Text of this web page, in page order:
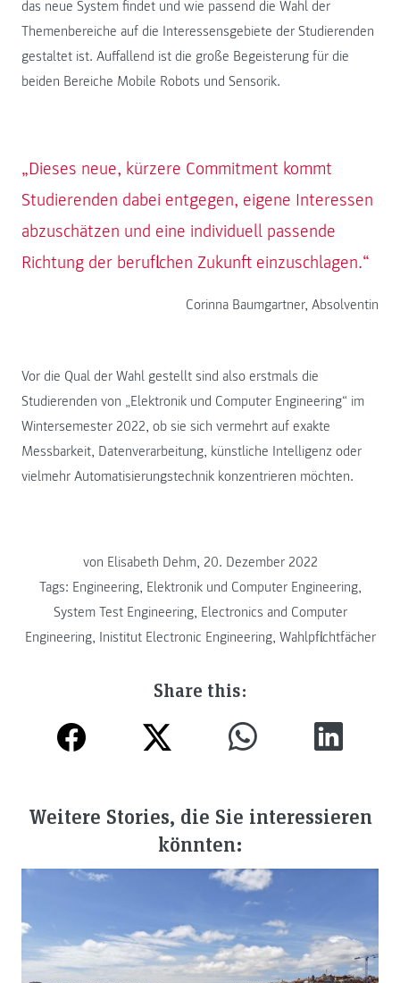
das neue System findet und wie passend die Wahl der
Themenbereiche auf die Interessensgebiete der Studierenden
gestaltet ist. Auffallend ist die große Begeisterung für die
beiden Bereiche Mobile Robots und Sensorik.
„Dieses neue, kürzere Commitment kommt
Studierenden dabei entgegen, eigene Interessen
abzuschätzen und eine individuell passende
Richtung der beruflichen Zukunft einzuschlagen.“
Corinna Baumgartner, Absolventin
Vor die Qual der Wahl gestellt sind also erstmals die
Studierenden von „Elektronik und Computer Engineering“ im
Wintersemester 2022, ob sie sich vermehrt auf exakte
Messbarkeit, Datenverarbeitung, künstliche Intelligenz oder
vielmehr Automatisierungstechnik konzentrieren möchten.
von Elisabeth Dehm, 20. Dezember 2022
Tags: Engineering, Elektronik und Computer Engineering,
System Test Engineering, Electronics and Computer
Engineering, Inistitut Electronic Engineering, Wahlpflichtfächer
Share this:
Weitere Stories, die Sie interessieren
könnten: